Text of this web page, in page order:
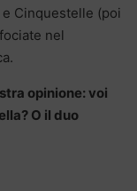
Cinquestelle (poi
nel
opinione: voi
O il duo